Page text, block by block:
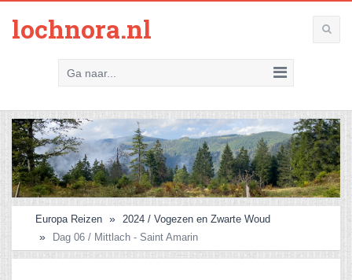
lochnora.nl
Ga naar...
Europa Reizen
2024 / Vogezen en Zwarte Woud
Dag 06 / Mittlach - Saint Amarin